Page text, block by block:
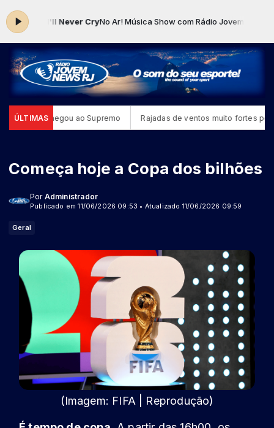
- I'll Never CryNo Ar! Música Show com Rádio Jovem News RJ
ÚLTIMAS
chegou ao Supremo Rajadas de ventos muito fortes podem
Começa hoje a Copa dos bilhões
Por Administrador
Publicado em 11/06/2026 09:53 • Atualizado 11/06/2026 09:59
Geral
(Imagem: FIFA | Reprodução)